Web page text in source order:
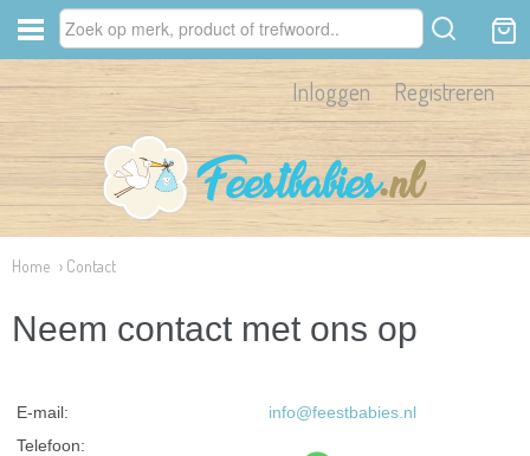
Inloggen Registreren
Home › Contact
Neem contact met ons op
E-mail:
info@feestbabies.nl
Telefoon: